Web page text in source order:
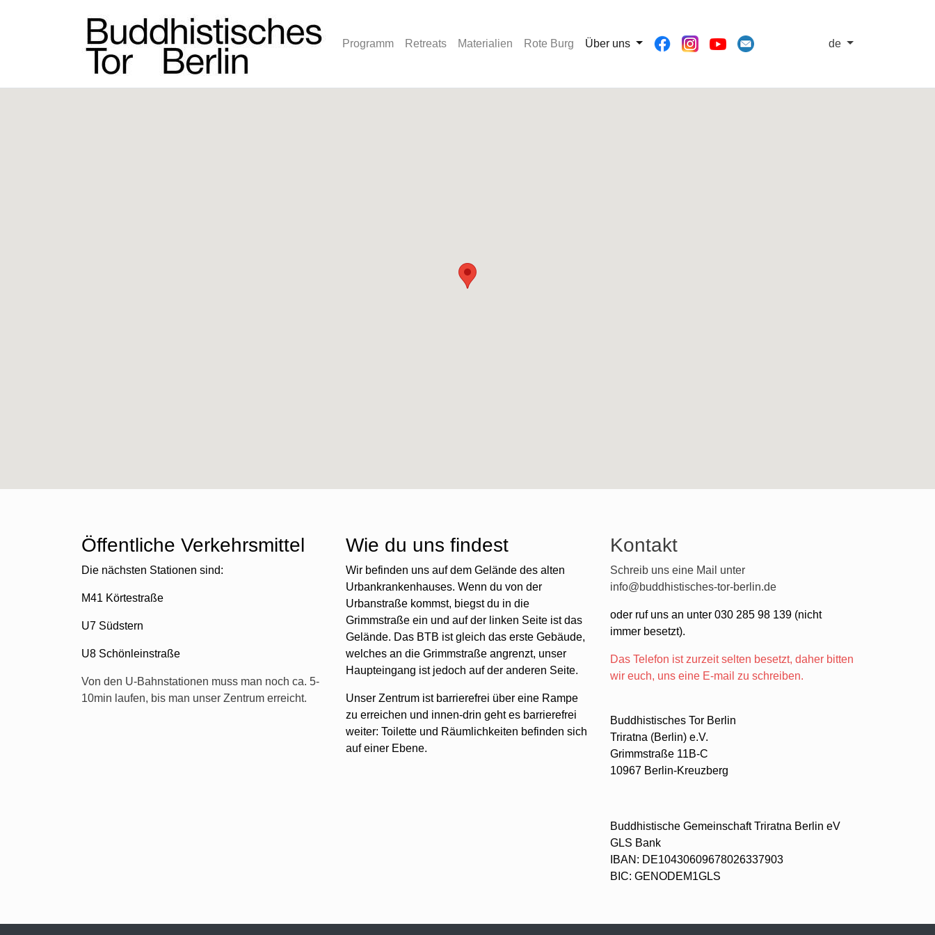
Programm Retreats Materialien Rote Burg Über uns de
Öffentliche Verkehrsmittel
Die nächsten Stationen sind:
M41 Körtestraße
U7 Südstern
U8 Schönleinstraße
Von den U-Bahnstationen muss man noch ca. 5-
10min laufen, bis man unser Zentrum erreicht.
Wie du uns findest
Wir befinden uns auf dem Gelände des alten
Urbankrankenhauses. Wenn du von der
Urbanstraße kommst, biegst du in die
Grimmstraße ein und auf der linken Seite ist das
Gelände. Das BTB ist gleich das erste Gebäude,
welches an die Grimmstraße angrenzt, unser
Haupteingang ist jedoch auf der anderen Seite.
Unser Zentrum ist barrierefrei über eine Rampe
zu erreichen und innen-drin geht es barrierefrei
weiter: Toilette und Räumlichkeiten befinden sich
auf einer Ebene.
Kontakt
Schreib uns eine Mail unter
info@buddhistisches-tor-berlin.de
oder ruf uns an unter 030 285 98 139 (nicht
immer besetzt).
Das Telefon ist zurzeit selten besetzt, daher bitten
wir euch, uns eine E-mail zu schreiben.
Buddhistisches Tor Berlin
Triratna (Berlin) e.V.
Grimmstraße 11B-C
10967 Berlin-Kreuzberg
Buddhistische Gemeinschaft Triratna Berlin eV
GLS Bank
IBAN: DE10430609678026337903
BIC: GENODEM1GLS